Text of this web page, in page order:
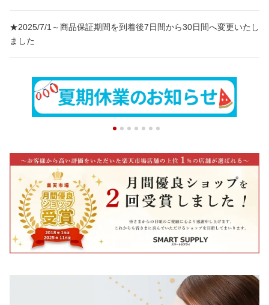
★2025/7/1～商品保証期間を到着後7日間から30日間へ変更いたし
ました